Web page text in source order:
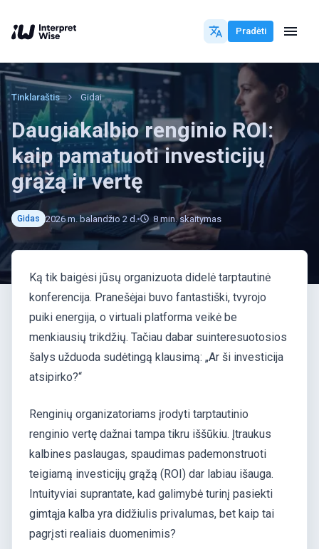
Pradėti
Tinklaraštis Gidai
Daugiakalbio renginio ROI:
kaip pamatuoti investicijų
grąžą ir vertę
Gidas 2026 m. balandžio 2 d. 8 min. skaitymas
Ką tik baigėsi jūsų organizuota didelė tarptautinė
konferencija. Pranešėjai buvo fantastiški, tvyrojo
puiki energija, o virtuali platforma veikė be
menkiausių trikdžių. Tačiau dabar suinteresuotosios
šalys užduoda sudėtingą klausimą: „Ar ši investicija
atsipirko?“
Renginių organizatoriams įrodyti tarptautinio
renginio vertę dažnai tampa tikru iššūkiu. Įtraukus
kalbines paslaugas, spaudimas pademonstruoti
teigiamą investicijų grąžą (ROI) dar labiau išauga.
Intuityviai suprantate, kad galimybė turinį pasiekti
gimtąja kalba yra didžiulis privalumas, bet kaip tai
pagrįsti realiais duomenimis?